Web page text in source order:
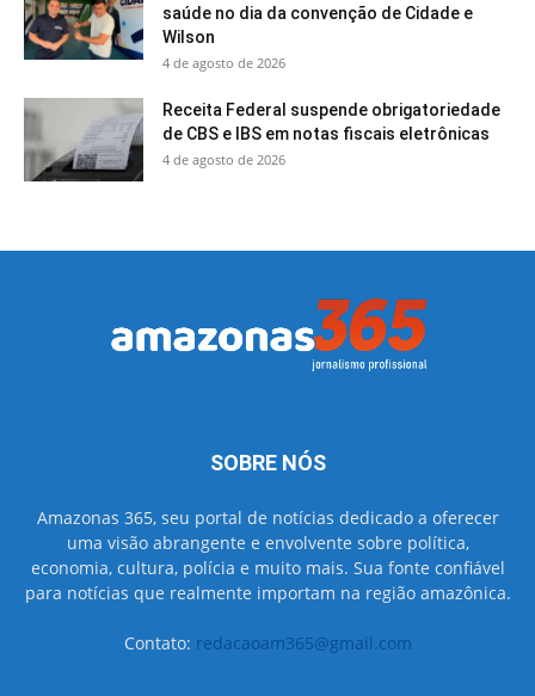
saúde no dia da convenção de Cidade e
Wilson
4 de agosto de 2026
Receita Federal suspende obrigatoriedade
de CBS e IBS em notas fiscais eletrônicas
4 de agosto de 2026
SOBRE NÓS
Amazonas 365, seu portal de notícias dedicado a oferecer
uma visão abrangente e envolvente sobre política,
economia, cultura, polícia e muito mais. Sua fonte confiável
para notícias que realmente importam na região amazônica.
Contato: redacaoam365@gmail.com